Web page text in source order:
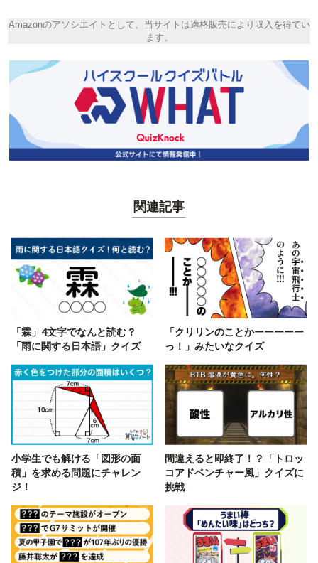
Amazonのアソシエイトとして、当サイトは適格販売により収入を得てい
ます。
関連記事
「霖」4文字でなんと読む？
「雨に関する日本語」クイズ
「クリリンのことかーーーーー
っ！」みたいなクイズ
小学生でも解ける「図形の面
積」を求める問題にチャレン
ジ！
間違えると即終了！？「トロッ
コアドベンチャー風」クイズに
挑戦